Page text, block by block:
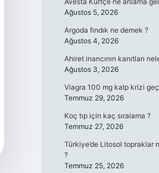
Ağustos 5, 2026
Argoda fındık ne demek ?
Ağustos 4, 2026
Ahiret inancının kanıtları
Ağustos 3, 2026
Viagra 100 mg kalp krizi
Temmuz 29, 2026
Koç tıp için kaç sıralama ?
Temmuz 27, 2026
Türkiye’de Litosol topraklar
?
Temmuz 25, 2026